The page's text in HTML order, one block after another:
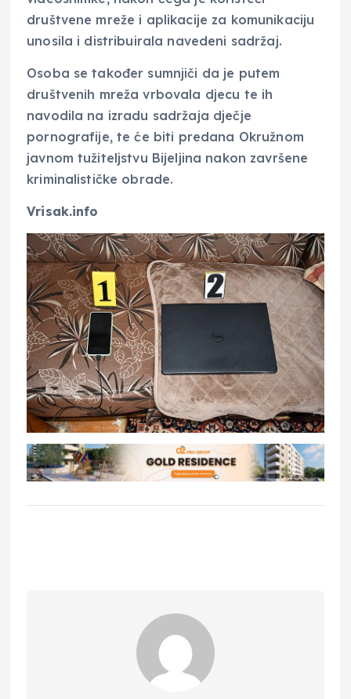
društvene mreže i aplikacije za komunikaciju
unosila i distribuirala navedeni sadržaj.
Osoba se također sumnjiči da je putem
društvenih mreža vrbovala djecu te ih
navodila na izradu sadržaja dječje
pornografije, te će biti predana Okružnom
javnom tužiteljstvu Bijeljina nakon završene
kriminalističke obrade.
Vrisak.info